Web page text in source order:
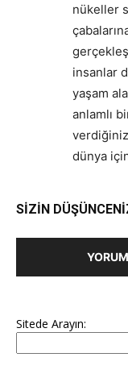
nükeller
insanlar
yaşam
anlamlı
dünya
SİZİN
Sitede Arayın: